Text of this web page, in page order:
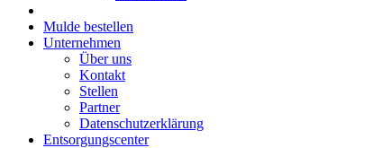
Mulde bestellen
Unternehmen
Über uns
Kontakt
Stellen
Partner
Datenschutzerklärung
Entsorgungscenter